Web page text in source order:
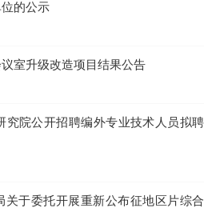
的公示
室升级改造项目结果公告
究院公开招聘编外专业技术人员拟聘
关于委托开展重新公布征地区片综合